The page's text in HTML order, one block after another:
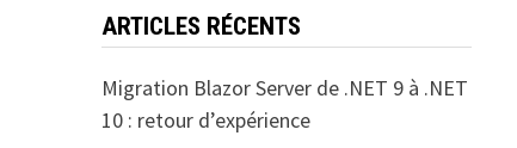
ARTICLES RÉCENTS
Migration Blazor Server de .NET 9 à .NET
10 : retour d’expérience